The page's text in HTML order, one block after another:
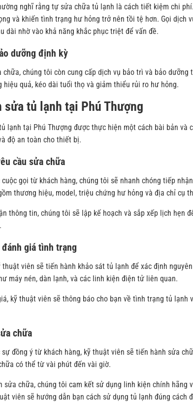
nghĩ rằng tự sửa chữa tủ lạnh là cách tiết kiệm chi
và khiến tình trạng hư hỏng trở nên tồi tệ hơn. Gọi dịch
dài nhờ vào khả năng khắc phục triệt để vấn đề.
dưỡng định kỳ
chữa, chúng tôi còn cung cấp dịch vụ bảo trì và bảo
hiệu quả, kéo dài tuổi thọ và giảm thiểu rủi ro hư hỏng.
sửa tủ lạnh tại Phú Thượng
lạnh tại Phú Thượng được thực hiện một cách bài bản và
độ an toàn cho thiết bị.
cầu sửa chữa
cuộc gọi từ khách hàng, chúng tôi sẽ nhanh chóng tiếp
thương hiệu, model, triệu chứng hư hỏng và địa chỉ cụ
thông tin, chúng tôi sẽ lập kế hoạch và sắp xếp lịch hẹn
đánh giá tình trạng
thuật viên sẽ tiến hành khảo sát tủ lạnh để xác định
máy nén, dàn lạnh, và các linh kiện điện tử liên quan.
kỹ thuật viên sẽ thông báo cho bạn về tình trạng tủ
chữa
sự đồng ý từ khách hàng, kỹ thuật viên sẽ tiến hành sửa
có thể từ vài phút đến vài giờ.
sửa chữa, chúng tôi cam kết sử dụng linh kiện chính hãng
viên sẽ hướng dẫn bạn cách sử dụng tủ lạnh đúng cách